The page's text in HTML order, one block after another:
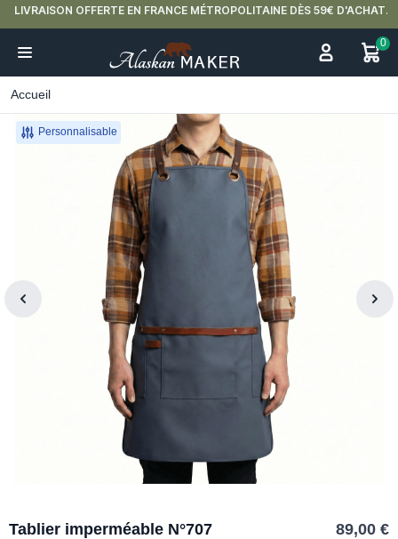
LIVRAISON OFFERTE EN FRANCE MÉTROPOLITAINE DÈS 59€ D'ACHAT.
0
Accueil
Personnalisable
Tablier imperméable N°707 89,00 €